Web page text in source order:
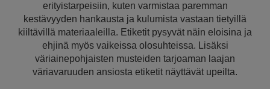
erityistarpeisiin, kuten varmistaa paremman
kestävyyden hankausta ja kulumista vastaan tietyillä
kiiltävillä materiaaleilla. Etiketit pysyvät näin eloisina ja
ehjinä myös vaikeissa olosuhteissa. Lisäksi
väriainepohjaisten musteiden tarjoaman laajan
väriavaruuden ansiosta etiketit näyttävät upeilta.